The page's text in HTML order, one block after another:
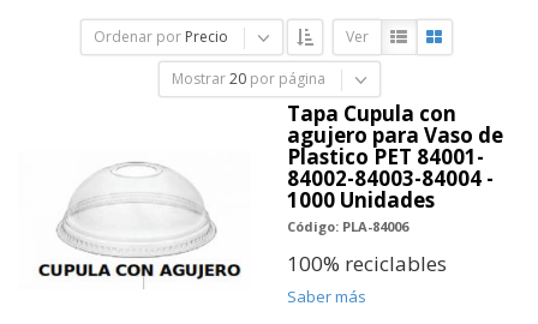
Ordenar por Precio Ver
Mostrar 20 por página
Tapa Cupula con
agujero para Vaso de
Plastico PET 84001-
84002-84003-84004 -
1000 Unidades
Código: PLA-84006
100% reciclables
Saber más